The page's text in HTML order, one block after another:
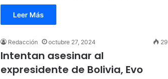
Leer Más
Redacción octubre 27, 2024 29
Intentan asesinar al
expresidente de Bolivia, Evo